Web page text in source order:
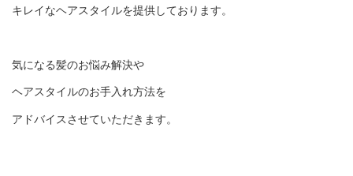
キレイなヘアスタイルを提供しております。
気になる髪のお悩み解決や
ヘアスタイルのお手入れ方法を
アドバイスさせていただきます。